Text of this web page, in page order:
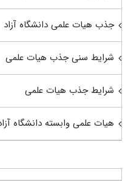
جذب هیات علمی دانشگاه آزاد
شرایط سنی جذب هیات علمی
شرایط جذب هیات علمی
هیات علمی وابسته دانشگاه